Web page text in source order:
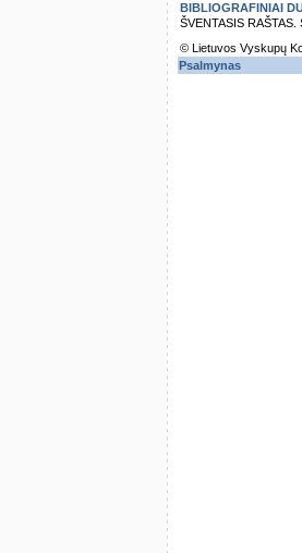
BIBLIOGRAFINIAI
ŠVENTASIS
© Lietuvos Vyskupų
Psalmynas